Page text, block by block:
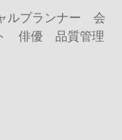
ルプランナー 会
俳優 品質管理